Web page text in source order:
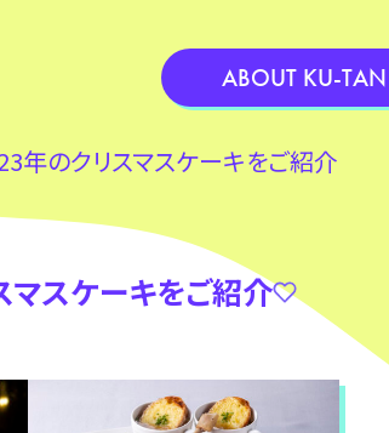
ABOUT KU-TAN
年のクリスマスケーキをご紹介
マスケーキをご紹介